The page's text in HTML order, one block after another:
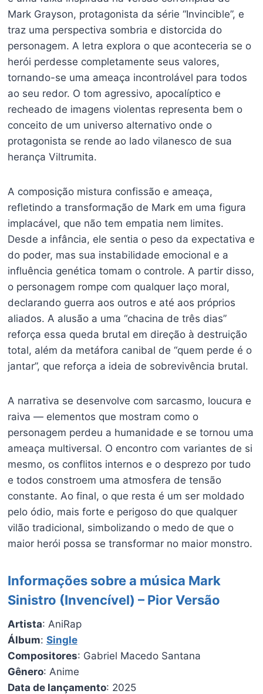
Mark Grayson, protagonista da série “Invincible”, e
traz uma perspectiva sombria e distorcida do
personagem. A letra explora o que aconteceria se o
herói perdesse completamente seus valores,
tornando-se uma ameaça incontrolável para todos
ao seu redor. O tom agressivo, apocalíptico e
recheado de imagens violentas representa bem o
conceito de um universo alternativo onde o
protagonista se rende ao lado vilanesco de sua
herança Viltrumita.
A composição mistura confissão e ameaça,
refletindo a transformação de Mark em uma figura
implacável, que não tem empatia nem limites.
Desde a infância, ele sentia o peso da expectativa e
do poder, mas sua instabilidade emocional e a
influência genética tomam o controle. A partir disso,
o personagem rompe com qualquer laço moral,
declarando guerra aos outros e até aos próprios
aliados. A alusão a uma “chacina de três dias”
reforça essa queda brutal em direção à destruição
total, além da metáfora canibal de “quem perde é o
jantar”, que reforça a ideia de sobrevivência brutal.
A narrativa se desenvolve com sarcasmo, loucura e
raiva — elementos que mostram como o
personagem perdeu a humanidade e se tornou uma
ameaça multiversal. O encontro com variantes de si
mesmo, os conflitos internos e o desprezo por tudo
e todos constroem uma atmosfera de tensão
constante. Ao final, o que resta é um ser moldado
pelo ódio, mais forte e perigoso do que qualquer
vilão tradicional, simbolizando o medo de que o
maior herói possa se transformar no maior monstro.
Informações sobre a música Mark
Sinistro (Invencível) – Pior Versão
Artista: AniRap
Álbum: Single
Compositores: Gabriel Macedo Santana
Gênero: Anime
Data de lançamento: 2025